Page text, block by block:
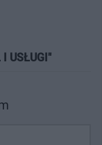
USŁUGI"